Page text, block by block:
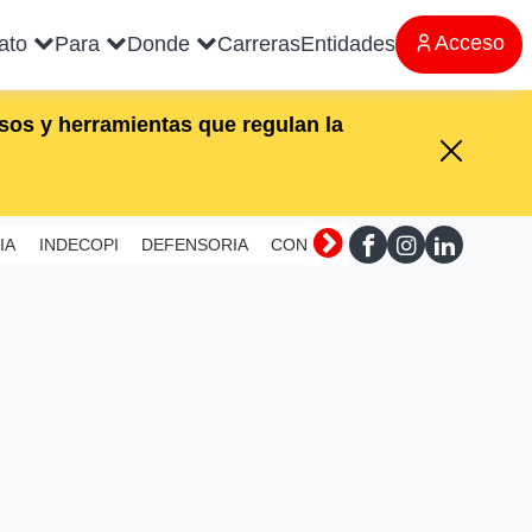
Para Donde CarrerasEntidades Acceso
y herramientas que regulan la
INDECOPI DEFENSORIA CONTRALORIA SUNAFIL